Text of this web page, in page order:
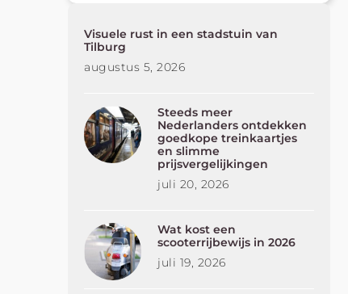
Visuele rust in een stadstuin van
Tilburg
augustus 5, 2026
Steeds meer
Nederlanders ontdekken
goedkope treinkaartjes
en slimme
prijsvergelijkingen
juli 20, 2026
Wat kost een
scooterrijbewijs in 2026
juli 19, 2026